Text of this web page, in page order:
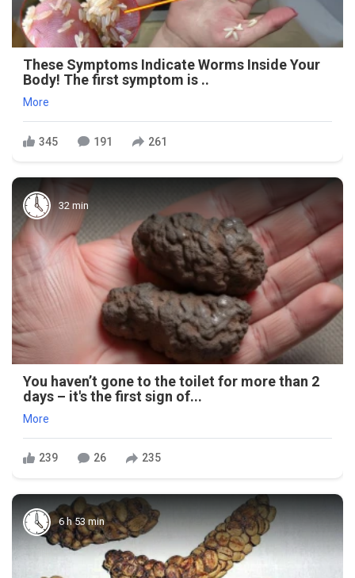
These Symptoms Indicate Worms Inside Your
Body! The first symptom is ..
More
345 191 261
32 min
You haven’t gone to the toilet for more than 2
days – it's the first sign of...
More
239 26 235
6 h 53 min